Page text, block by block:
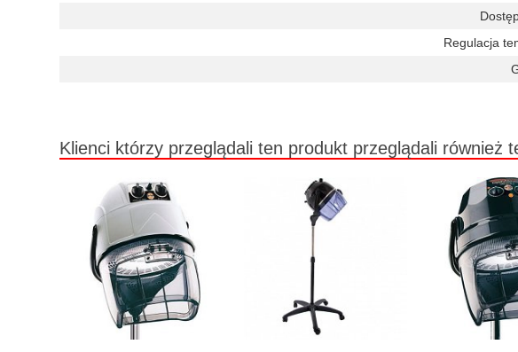
Regulacja
Klienci którzy przeglądali ten produkt przeglądali również